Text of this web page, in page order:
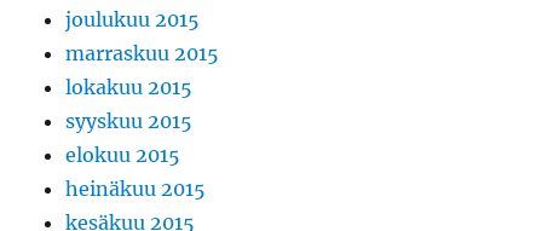
joulukuu 2015
marraskuu 2015
lokakuu 2015
syyskuu 2015
elokuu 2015
heinäkuu 2015
kesäkuu 2015